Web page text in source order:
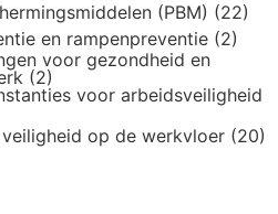
(PBM) (22)
en rampenpreventie (2)
voor gezondheid en
(2)
voor arbeidsveiligheid
op de werkvloer (20)